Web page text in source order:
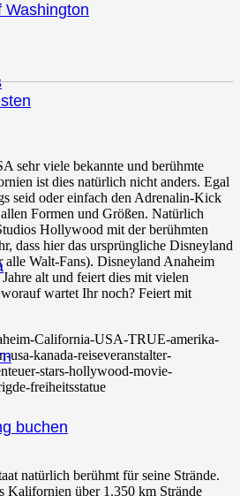
Washington
buchen
sehr viele bekannte und berühmte
ist dies natürlich nicht anders. Egal
seid oder einfach den Adrenalin-Kick
Formen und Größen. Natürlich
Hollywood mit der berühmten
dass hier das ursprüngliche Disneyland
alle Walt-Fans). Disneyland Anaheim
alt und feiert dies mit vielen
wartet Ihr noch? Feiert mit
natürlich berühmt für seine Strände.
Kalifornien über 1.350 km Strände